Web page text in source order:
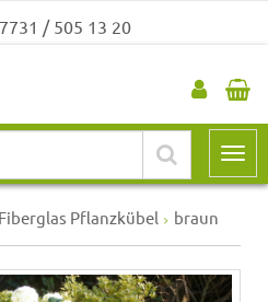
/ 505 13 20
Fiberglas Pflanzkübel braun